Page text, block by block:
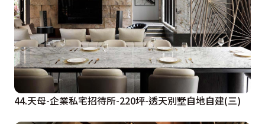
44.天母-企業私宅招待所-220坪-透天別墅自地自建(三)